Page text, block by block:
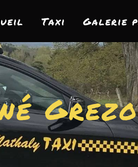
Taxi Galerie